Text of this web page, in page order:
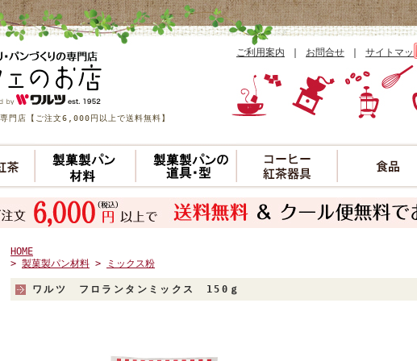
門店【ご注文6,000円以上で送料無料】
ご利用案内 お問合せ サイトマッ
HOME
> 製菓製パン材料 > ミックス粉
ワルツ フロランタンミックス 150ｇ